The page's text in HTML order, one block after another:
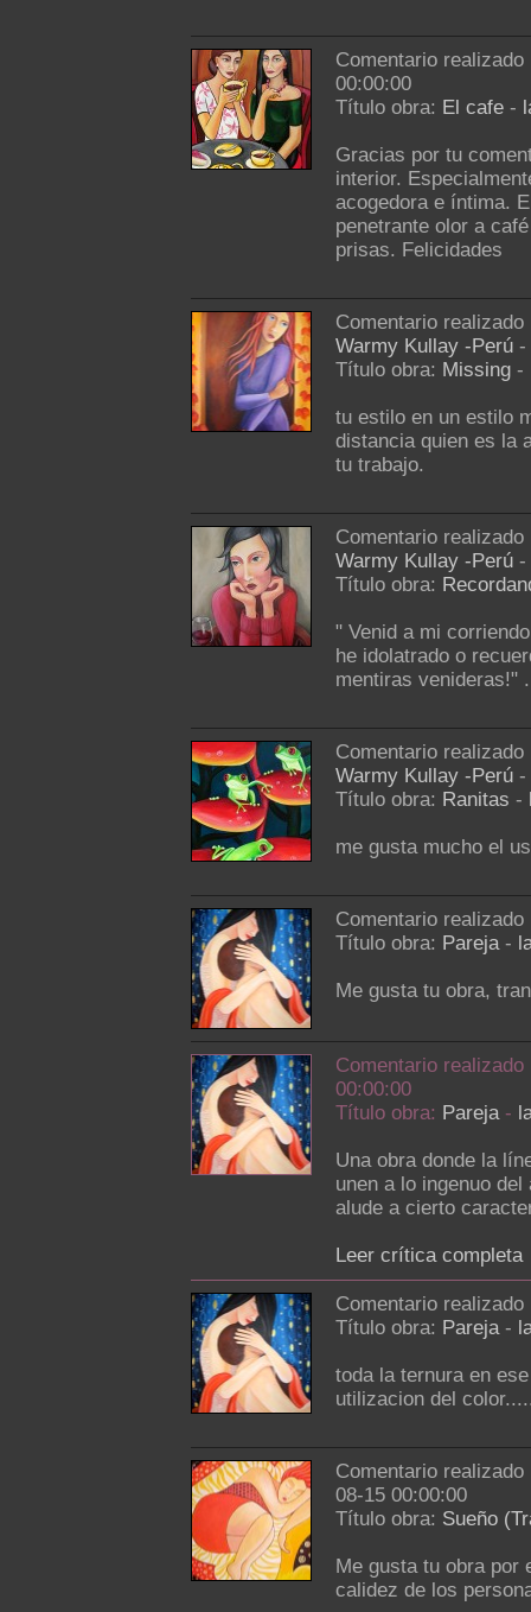
Comentario
00:00:00
Título obra: El cafe -
Gracias por tu
interior.
acogedora e íntima.
penetrante olor a
prisas. Felicidades
Comentario
Warmy Kullay -Perú -
Título obra: Missing -
tu estilo en un estilo
distancia quien es la
tu trabajo.
Comentario
Warmy Kullay -Perú -
Título obra:
" Venid a mi
he idolatrado o
mentiras venideras!"
Comentario
Warmy Kullay -Perú -
Título obra: Ranitas -
me gusta mucho el
Comentario
Título obra: Pareja-
Me gusta tu obra,
Comentario
00:00:00
Título obra: Pareja-
Una obra donde la
unen a lo ingenuo
alude a cierto
Leer crítica completa
Comentario
Título obra: Pareja-
toda la ternura en
utilizacion del
Comentario
08-15 00:00:00
Título obra: Sueño
Me gusta tu obra por
calidez de los